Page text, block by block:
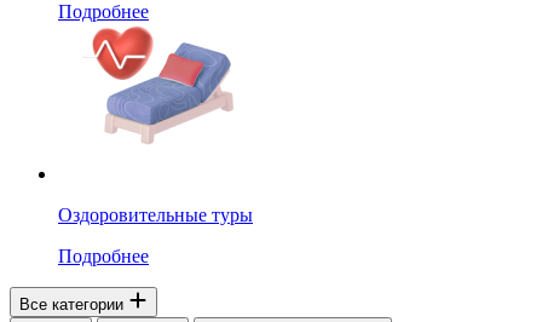
Подробнее
Оздоровительные туры
Подробнее
Все категории